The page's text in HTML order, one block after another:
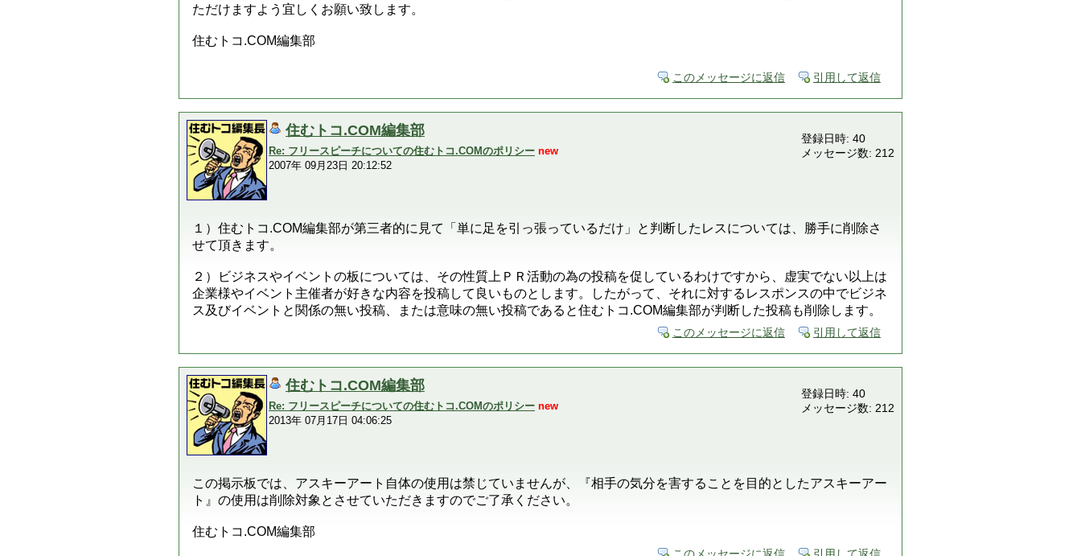
ただけますよう宜しくお願い致します。
住むトコ.COM編集部
このメッセージに返信 引用して返信
住むトコ.COM編集部
Re: フリースピーチについての住むトコ.COMのポリシー new
2007年 09月23日 20:12:52
登録日時: 40
メッセージ数: 212
１）住むトコ.COM編集部が第三者的に見て「単に足を引っ張っているだけ」と判断したレスについては、勝手に削除さ
せて頂きます。
２）ビジネスやイベントの板については、その性質上ＰＲ活動の為の投稿を促しているわけですから、虚実でない以上は
企業様やイベント主催者が好きな内容を投稿して良いものとします。したがって、それに対するレスポンスの中でビジネ
ス及びイベントと関係の無い投稿、または意味の無い投稿であると住むトコ.COM編集部が判断した投稿も削除します。
このメッセージに返信 引用して返信
住むトコ.COM編集部
Re: フリースピーチについての住むトコ.COMのポリシー new
2013年 07月17日 04:06:25
登録日時: 40
メッセージ数: 212
この掲示板では、アスキーアート自体の使用は禁じていませんが、『相手の気分を害することを目的としたアスキーアー
ト』の使用は削除対象とさせていただきますのでご了承ください。
住むトコ.COM編集部